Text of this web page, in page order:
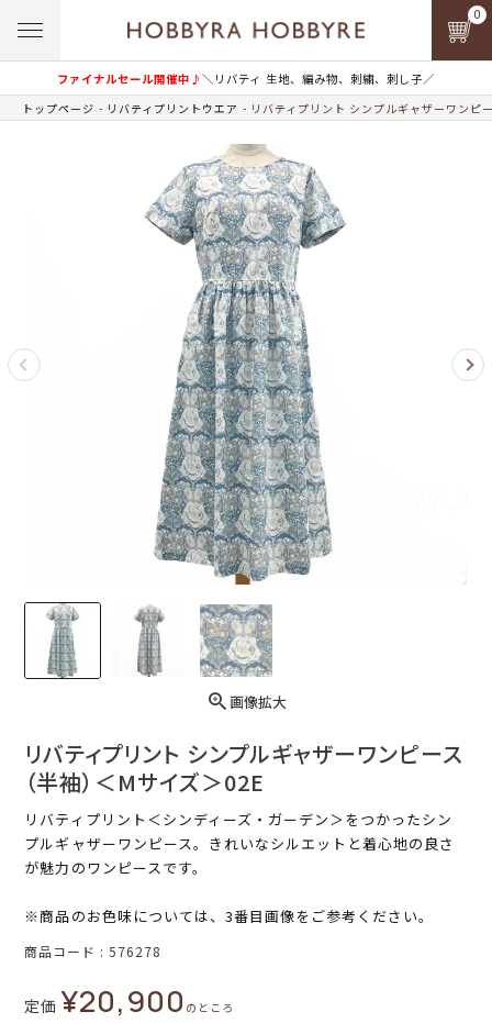
ファイナルセール開催中♪＼リバティ 生地、編み物、刺繍、刺し子／
0
トップページ リバティプリントウエア リバティプリント シンプルギャザーワンピ
画像拡大
リバティプリント シンプルギャザーワンピース
（半袖）＜Mサイズ＞02E
リバティプリント＜シンディーズ・ガーデン＞をつかったシン
プルギャザーワンピース。きれいなシルエットと着心地の良さ
が魅力のワンピースです。
※商品のお色味については、3番目画像をご参考ください。
商品コード 576278
定価 ¥20,900 のところ